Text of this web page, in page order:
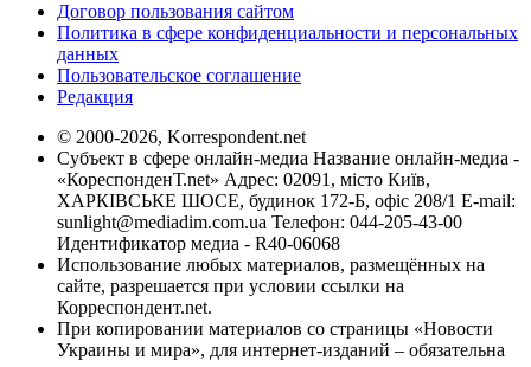
Договор пользования сайтом
Политика в сфере конфиденциальности и персональных
данных
Пользовательское соглашение
Редакция
© 2000-2026, Korrespondent.net
Субъект в сфере онлайн-медиа Название онлайн-медиа -
«КореспонденТ.net» Адрес: 02091, місто Київ,
ХАРКІВСЬКЕ ШОСЕ, будинок 172-Б, офіс 208/1 E-mail:
sunlight@mediadim.com.ua Телефон: 044-205-43-00
Идентификатор медиа - R40-06068
Использование любых материалов, размещённых на
сайте, разрешается при условии ссылки на
Корреспондент.net.
При копировании материалов со страницы «Новости
Украины и мира», для интернет-изданий – обязательна